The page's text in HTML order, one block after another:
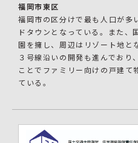
福岡市東区
福岡市の区分けで最も人口が多
ドタウンとなっている。また、
園を擁し、周辺はリゾート地と
３号線沿いの開発も進んでおり
ことでファミリー向けの戸建て
ている。